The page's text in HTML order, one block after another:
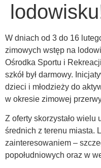
W dniach od 3 do 16
zimowych wstęp na
Ośrodka Sportu i
szkół był darmowy.
dzieci i młodzieży do
w okresie zimowej
Z oferty skorzystało wielu
średnich z terenu miasta.
zainteresowaniem –
popołudniowych oraz w